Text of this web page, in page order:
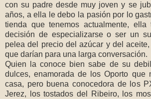
con su padre desde muy joven y se
años, a ella le debo la pasión por lo
tienda que tenemos actualmente,
decisión de especializarse o ser un
pelea del precio del azúcar y del
que darían para una larga conversación.
Quien la conoce bien sabe de su
dulces, enamorada de los Oporto que
casa, pero buena conocedora de los
Jerez, los tostados del Ribeiro, los